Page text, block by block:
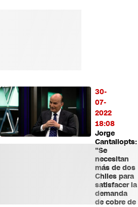
30-
07-
2022
18:08
Jorge
Cantallopts:
"Se
necesitan
más de dos
Chiles para
satisfacer la
demanda
de cobre de